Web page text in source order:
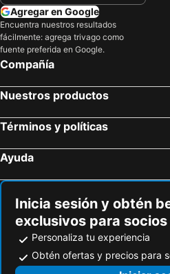
Agregar en Google
Encuentra nuestros resultados
fácilmente: agrega trivago como
fuente preferida en Google.
Compañía
Nuestros productos
Términos y políticas
Ayuda
Inicia sesión y obtén
exclusivos para socios
Personaliza tu experiencia
Obtén ofertas y precios para